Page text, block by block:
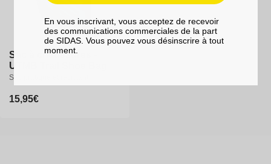
Sac à chaussures -
UTMB Trail Shoe Bag
Sac pratique et résistant
Prix
15,95€
En vous inscrivant, vous acceptez de recevoir
des communications commerciales de la part
de SIDAS. Vous pouvez vous désinscrire à tout
moment.